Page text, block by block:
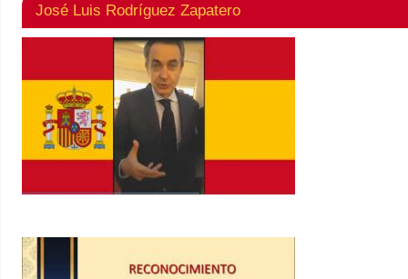
José Luis Rodríguez Zapatero